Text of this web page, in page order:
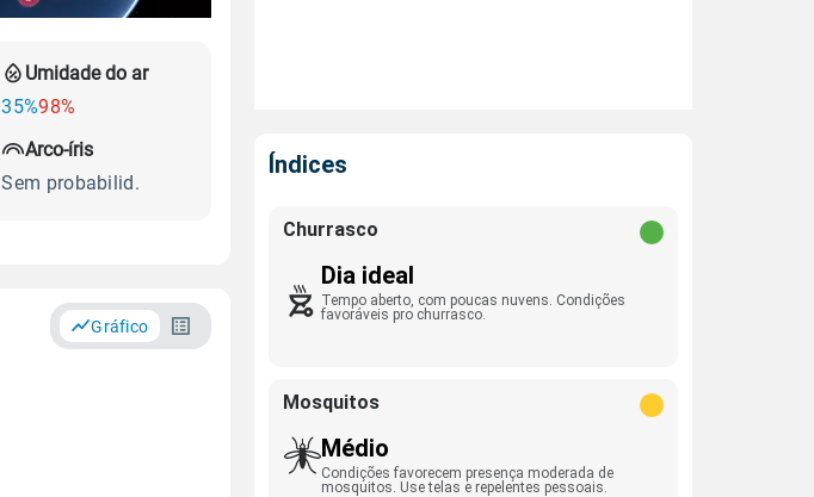
Umidade do ar
35%98%
Arco-íris
Sem probabilid.
Gráfico
Índices
Churrasco
Dia ideal
Tempo aberto, com poucas nuvens. Condições
favoráveis pro churrasco.
Mosquitos
Médio
Condições favorecem presença moderada de
mosquitos. Use telas e repelentes pessoais.